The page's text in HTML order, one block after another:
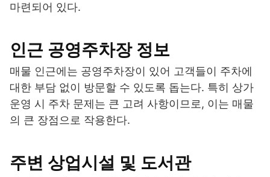
마련되어 있다.
인근 공영주차장 정보
매물 인근에는 공영주차장이 있어 고객들이 주차에
대한 부담 없이 방문할 수 있도록 돕는다. 특히 상가
운영 시 주차 문제는 큰 고려 사항이므로, 이는 매물
의 큰 장점으로 작용한다.
주변 상업시설 및 도서관